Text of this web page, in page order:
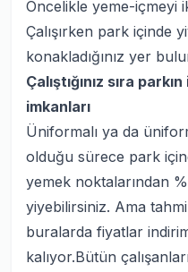
Öncelikle yeme-içmeyi
Çalışırken park içinde
konakladığınız yer
Çalıştığınız sıra
imkanları
Üniformalı ya da
olduğu sürece park
yemek noktalarından
yiyebilirsiniz. Ama
buralarda fiyatlar
kalıyor.Bütün